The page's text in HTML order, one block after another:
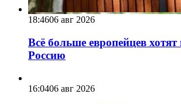
18:4606 авг 2026
Всё больше европейцев хотят
Россию
16:0406 авг 2026